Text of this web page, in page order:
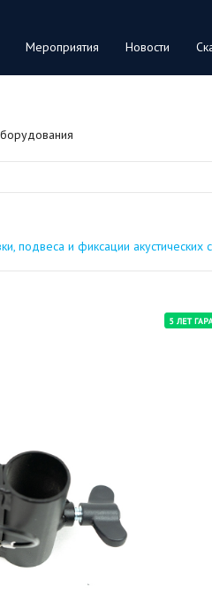
Мероприятия Новости
подвеса и фиксации акустических